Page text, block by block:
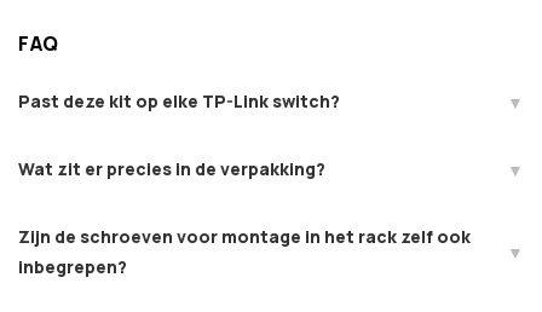
FAQ
Past deze kit op elke TP-Link switch?
Wat zit er precies in de verpakking?
Zijn de schroeven voor montage in het rack zelf ook
inbegrepen?